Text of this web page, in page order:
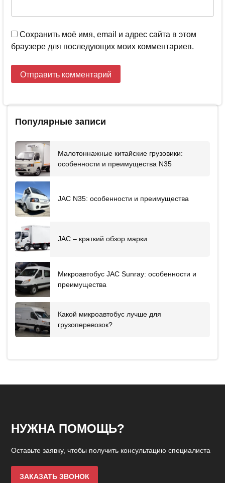
Сохранить моё имя, email и адрес сайта в этом
браузере для последующих моих комментариев.
Популярные записи
Малотоннажные китайские грузовики:
особенности и преимущества N35
JAC N35: особенности и преимущества
JAC – краткий обзор марки
Микроавтобус JAC Sunray: особенности и
преимущества
Какой микроавтобус лучше для
грузоперевозок?
НУЖНА ПОМОЩЬ?
Оставьте заявку, чтобы получить консультацию специалиста
ЗАКАЗАТЬ ЗВОНОК